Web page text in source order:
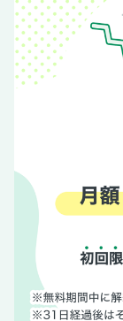
長野市内のと
小粋な大人の
日本画の傑作
パワースポッ
極上の戸隠そ
キュートな猿
【小布施・長
小布施・長野
湯田中渋温泉
湯田中渋の名